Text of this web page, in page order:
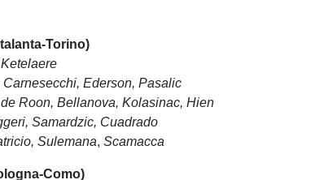
Torino)
Carnesecchi, Ederson, Pasalic
Roon,Bellanova, Kolasinac, Hien
Samardzic, Cuadrado
Sulemana, Scamacca
Como)